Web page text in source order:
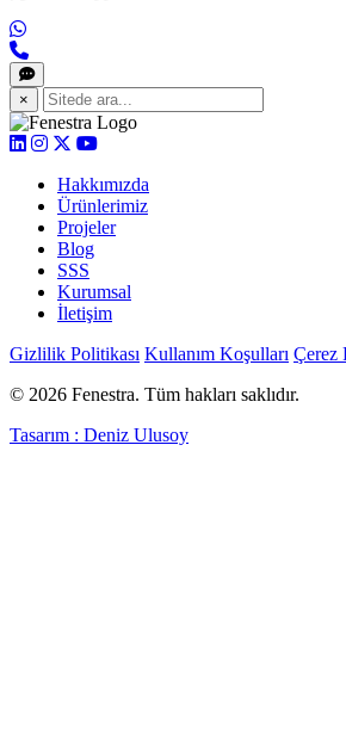
×
Hakkımızda
Ürünlerimiz
Projeler
Blog
SSS
Kurumsal
İletişim
Gizlilik Politikası Kullanım Koşulları Çerez
© 2026 Fenestra. Tüm hakları saklıdır.
Tasarım : Deniz Ulusoy